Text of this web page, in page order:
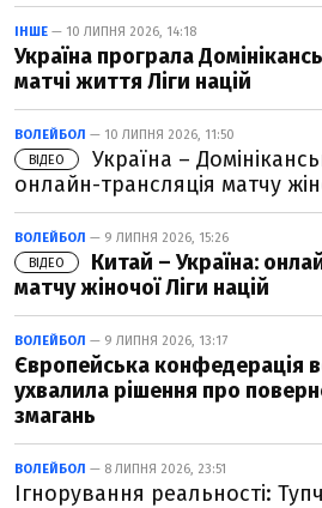
ІНШЕ — 10 ЛИПНЯ 2026, 14:18
Україна програла
матчі життя Ліги націй
ВОЛЕЙБОЛ — 10 ЛИПНЯ 2026, 11:50
ВІДЕО
Україна –
онлайн-трансляція матчу
ВОЛЕЙБОЛ — 9 ЛИПНЯ 2026, 15:26
ВІДЕО
Китай – Україна:
матчу жіночої Ліги націй
ВОЛЕЙБОЛ — 9 ЛИПНЯ 2026, 13:17
Європейська конфедерація
ухвалила рішення про
змагань
ВОЛЕЙБОЛ — 8 ЛИПНЯ 2026, 23:51
Ігнорування реальності: